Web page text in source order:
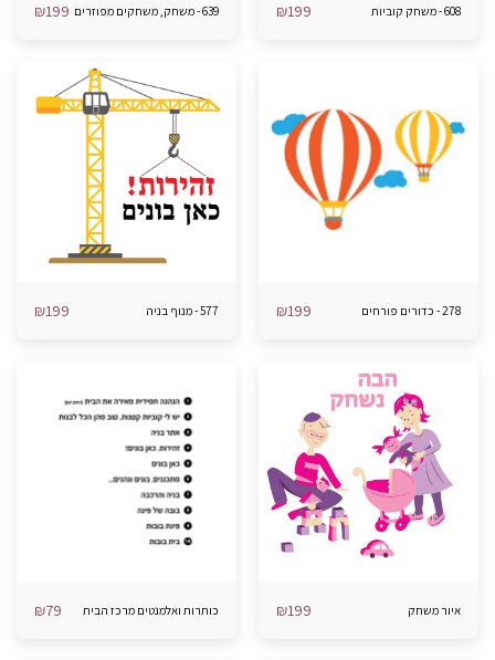
608 - משחק קוביות ₪199 639 - משחק, משחקים מפוזרים ₪199
278 - כדורים פורחים ₪199 577 - מנוף בניה ₪199
איור משחק ₪199 כותרות ואלמנטים מרכז הבית ₪79